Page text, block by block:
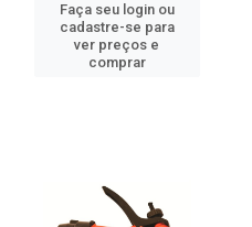
Faça seu login ou
cadastre-se para
ver preços e
comprar